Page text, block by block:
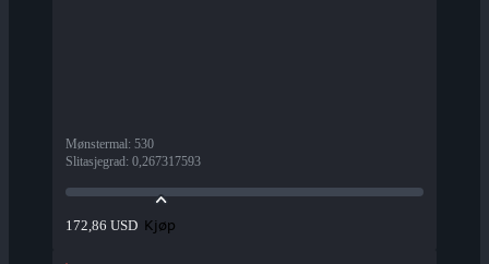
Mønstermal: 530
Slitasjegrad: 0,267317593
172,86 USD Kjøp